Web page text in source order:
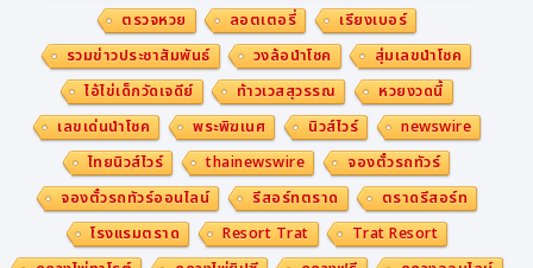
ปรับสภาพกรดในกระเพาะอาหารให้เป็นกลาง และสร้าง
ชั้นแพเจล ป้องกันกรดไหลย้อนขึ้นสู่หลอดอาหาร ออกฤ
ทธิ์ยาวนาน 4 ชั่วโมง
แหล่งอ้างอิง :
กลไกการออกฤทธิ์ของยาลดกรด
ประสิทธิภาพของยาลดกรด
ตรวจหวย
ลอตเตอรี่
เรียงเบอร์
รวมข่าวประชาสัมพันธ์
วงล้อนำโชค
สุ่มเลขนำโชค
ไอ้ไข่เด็กวัดเจดีย์
ท้าวเวสสุวรรณ
หวยงวดนี้
เลขเด่นนำโชค
พระพิฆเนศ นิวส์ไวร์
newswire
ไทยนิวส์ไวร์
thainewswire
จองตั๋วรถทัวร์
จองตั๋วรถทัวร์ออนไลน์
รีสอร์ทตราด
ตราดรีสอร์ท
โรงแรมตราด
Resort Trat
Trat Resort